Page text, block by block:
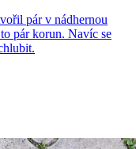
pár v nádhernou
pár korun. Navíc se